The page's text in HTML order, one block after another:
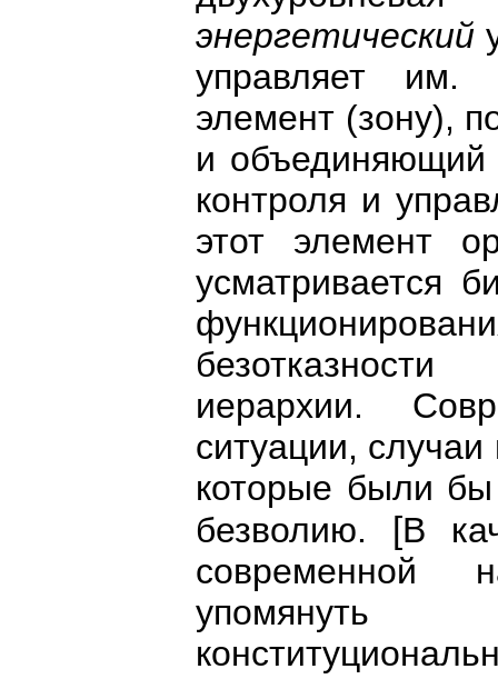
энергетический
управляет им.
элемент (зону),
и объединяющий
контроля и
этот элемент
усматривается
иерархии.
ситуации,
которые были
безволию. [В
современной
упомянуть